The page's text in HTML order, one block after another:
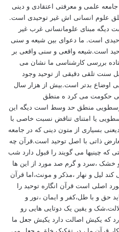
علمی و معرفتی اعتقادی و دینی
علوم انسانی اش غیر توحیدی است.
دیگه مبنای علومانسانی غرب غیر
است. ما دعوای بین شیعه و سنی
است.شیعه واقعی و سنی واقعی بر
بررسی کارشناسی ما نشان می
سنت تلقی دقیقی از توحید وجود
اوضاع بدتر است.بیش از هزار سال
حکومت می کرد ه منطق
منطق حد وسط است دیگه این
یا امتنای تناقض نسبت خاصی با
بسیاری از متون دینی که در جامعه
ذاتی با اصل توحید است.قرآن چه
که چینیها می گویند را قبول دارد شب
و خشک ،سرد و گرم صد مورد از این ها
لیل و نهار ،مذکر و مونث،اما قرآن
اصلی است قرآن انگاره توحید را
حق و با طل،کفر و ایمان ،نور و
و یقین یک دوتایی هایی رو
که یکیش اصالت دارد یکیش جعل ما